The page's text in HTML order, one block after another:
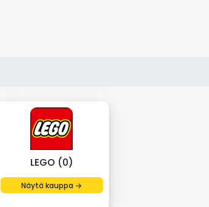
LEGO (0)
Näytä kauppa →